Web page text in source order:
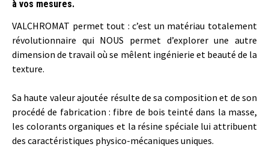
à vos mesures.
VALCHROMAT permet tout : c’est un matériau totalement
révolutionnaire qui NOUS permet d’explorer une autre
dimension de travail où se mêlent ingénierie et beauté de la
texture.
Sa haute valeur ajoutée résulte de sa composition et de son
procédé de fabrication : fibre de bois teinté dans la masse,
les colorants organiques et la résine spéciale lui attribuent
des caractéristiques physico-mécaniques uniques.